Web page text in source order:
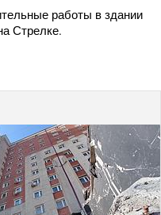
работы в здании
Стрелке.